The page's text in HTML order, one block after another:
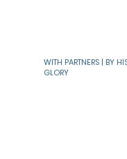
WITH PARTNERS | BY
GLORY